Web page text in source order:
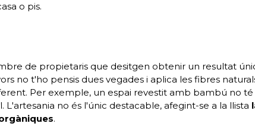
o pis.
de propietaris que desitgen obtenir un resultat
no t'ho pensis dues vegades i aplica les fibres
Per exemple, un espai revestit amb bambú no
no és l'únic destacable, afegint-se a la llista
.